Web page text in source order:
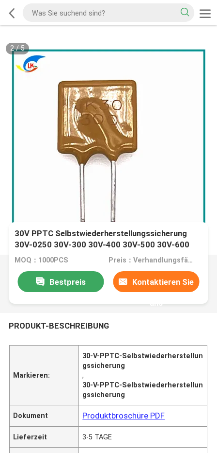
2/5
30V PPTC Selbstwiederherstellungssicherung
30V-0250 30V-300 30V-400 30V-500 30V-600
30V-700 30V-800 30V-900
MOQ：1000PCS Preis：Verhandlungsfähig
Bestpreis Kontaktieren Sie
uns
PRODUKT-BESCHREIBUNG
Markieren:
30-V-PPTC-Selbstwiederherstellun
gssicherung
,
30-V-PPTC-Selbstwiederherstellun
gssicherung
Dokument Produktbroschüre PDF
Lieferzeit 3-5 TAGE